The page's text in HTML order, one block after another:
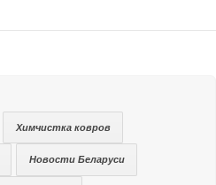
Химчистка ковров
Новости Беларуси